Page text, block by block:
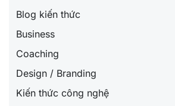
Blog kiến thức
Business
Coaching
Design / Branding
Kiến thức công nghệ